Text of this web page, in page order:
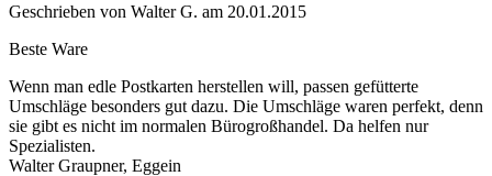
Geschrieben von Walter G. am 20.01.2015
Beste Ware
Wenn man edle Postkarten herstellen will, passen gefütterte
Umschläge besonders gut dazu. Die Umschläge waren perfekt, denn
sie gibt es nicht im normalen Bürogroßhandel. Da helfen nur
Spezialisten.
Walter Graupner, Eggein